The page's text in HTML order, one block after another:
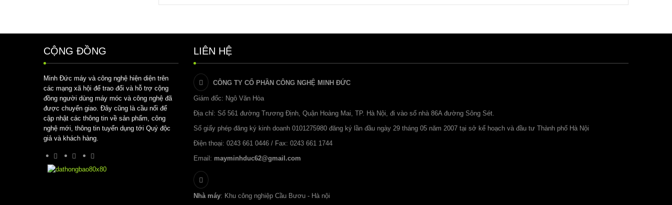
CỘNG ĐỒNG
Minh Đức máy và công nghệ hiện diện trên
các mạng xã hội để trao đổi và hỗ trợ cộng
đồng người dùng máy móc và công nghệ đã
được chuyển giao. Đây cũng là cầu nối để
cập nhật các thông tin về sản phẩm, công
nghệ mới, thông tin tuyển dụng tới Quý độc
giả và khách hàng.
LIÊN HỆ
CÔNG TY CỔ PHẦN CÔNG NGHỆ MINH ĐỨC
Giám đốc: Ngô Văn Hòa
Địa chỉ: Số 561 đường Trương Định, Quận Hoàng Mai, TP. Hà Nội, đi vào số nhà 86A đường Sông Sét.
Số giấy phép đăng ký kinh doanh 0101275980 đăng ký lần đầu ngày 29 tháng 05 năm 2007 tại sở kế hoạch và đầu tư Thành phố Hà Nội
Điện thoại: 0243 661 0446 / Fax: 0243 661 1744
Email: mayminhduc62@gmail.com
Nhà máy: Khu công nghiệp Cầu Bươu - Hà nội